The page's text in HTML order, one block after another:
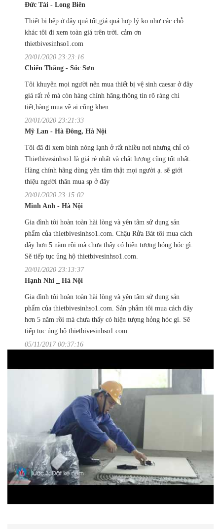
Đức Tài - Long Biên
Thiết bị bếp ở đây quá tốt,giá quá hợp lý ko như các chỗ
khác tôi đi xem toàn giá trên trời. cảm ơn
thietbivesinhso1.com
20/01/2020 23:23:16
Chiến Thắng - Sóc Sơn
Tôi khuyên mọi người nên mua thiết bị vệ sinh caesar ở đây
giá rất rẻ mà còn hàng chính hãng.thông tin rõ ràng chi
tiết,hàng mua về ai cũng khen.
20/01/2020 23:21:33
Mỹ Lan - Hà Đông, Hà Nội
Tôi đã đi xem bình nóng lạnh ở rất nhiều nơi nhưng chỉ có
Thietbivesinhso1 là giá rẻ nhất và chất lượng cũng tốt nhất.
Hàng chính hãng dùng yên tâm thật mọi người ạ. sẽ giới
thiệu người thân mua sp ở đây
20/01/2020 23:15:02
Minh Anh - Hà Nội
Gia đình tôi hoàn toàn hài lòng và yên tâm sử dụng sản
phẩm của thietbivesinhso1.com. Chậu Rửa Bát tôi mua cách
đây hơn 5 năm rồi mà chưa thấy có hiện tượng hỏng hóc gì.
Sẽ tiếp tục ủng hộ thietbivesinhso1.com.
20/01/2020 23:13:37
Hạnh Nhi _ Hà Nội
Gia đình tôi hoàn toàn hài lòng và yên tâm sử dụng sản
phẩm của thietbivesinhso1.com. Sản phẩm tôi mua cách đây
hơn 5 năm rồi mà chưa thấy có hiện tượng hỏng hóc gì. Sẽ
tiếp tục ủng hộ thietbivesinhso1.com.
05/11/2017 00:37:16